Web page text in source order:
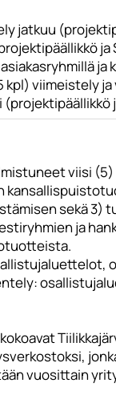
jatkuu
ja
viimeistely ja
viisi
sekä 3)
ja
vuosittain